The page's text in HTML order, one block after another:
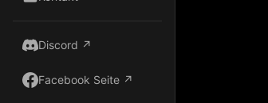
Discord ↗
Facebook Seite ↗